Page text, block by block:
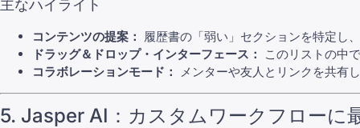
主なハイライト
コンテンツの提案： 履歴書の「弱い」セクションを特定し
ドラッグ＆ドロップ・インターフェース：
このリストの中
コラボレーションモード：
メンターや友人とリンクを共有
5. Jasper AI：カスタムワークフローに